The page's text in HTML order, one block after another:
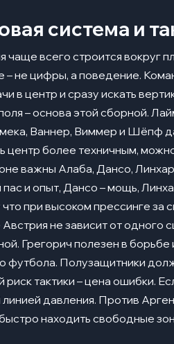
система и
чаще всего строится вокруг
– не цифры, а поведение.
в центр и сразу искать
– основа этой сборной.
Ваннер, Виммер и Шёпф
центр более техничным,
важны Алаба, Дансо,
и опыт, Дансо – мощь,
при высоком прессинге за
Австрия не зависит от одного
Грегорич полезен в борьбе
футбола. Полузащитники
риск тактики – цена ошибки.
давления. Против
находить свободные